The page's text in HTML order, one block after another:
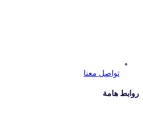
تواصل معنا
روابط هامة